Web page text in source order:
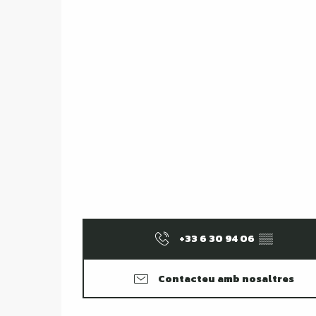
+33 6 30 94 06 ▒▒
Contacteu amb nosaltres